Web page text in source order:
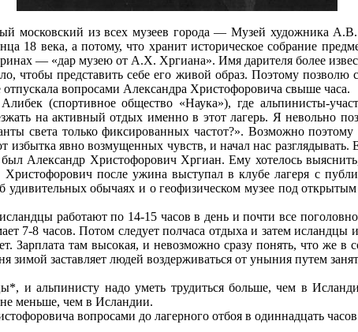
московский из всех музеев города — Музей художника
18 века, а потому, что хранит историческое собрание
— «дар музею от А.Х. Хргиана». Имя дарителя более
представить себе его живой образ. Поэтому позволю
вопросами Александра Христофоровича свыше часа.
(спортивное общество «Наука»), где альпинисты-
на активный отдых именно в этот лагерь. Я невольно
света только фиксированных частот?». Возможно
избытка явно возмущенных чувств, и начал нас
Александр Христофорович Хргиан. Ему хотелось
после ужина выступал в клубе лагеря с
удивительных обычаях и о геофизическом музее под
работают по 14-15 часов в день и почти все
7-8 часов. Потом следует полчаса отдыха и затем
Зарплата там высокая, и невозможно сразу понять, что же
заставляет людей воздерживаться от уныния путем
и альпинисту надо уметь трудиться больше, чем в
не меньше, чем в Исландии.
вопросами до лагерного отбоя в одиннадцать часов